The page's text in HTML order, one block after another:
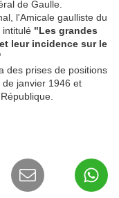
de Gaulle.
l'Amicale gaulliste du
intitulé "Les grandes
leur incidence sur le
des prises de positions
janvier 1946 et